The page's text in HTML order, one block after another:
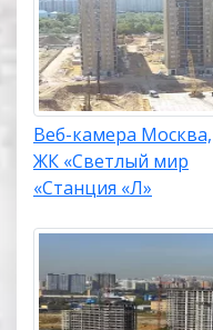
Веб-камера Москва,
ЖК «Светлый мир
«Станция «Л»